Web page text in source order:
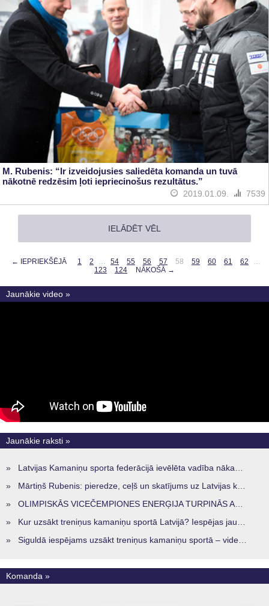
M. Rubenis: “Ir izveidojusies saliedēta komanda un tuvā
nākotnē redzēsim ļoti iepriecinošus rezultātus.”
2019.01.09. 7539
IELĀDĒT VĒL
← IEPRIEKŠĒJĀ 1 2 … 54 55 56 57 58 59 60 61 62
…
123
124 NĀKOŠĀ →
Jaunākie video »
Jaunākie raksti »
» Latvijas Kamaniņu sporta federācijā ievēlēta vadība nākamajam četru gadu termiņam
» Mārtiņš Rubenis: pieredze, ceļš un skatījums uz Latvijas kamaniņu sportu
» OLIMPISKĀS VICEČEMPIONES ENERĢIJA TURPINĀS ARĪ STARPSEZONĀ
» Kur uzsākt treniņus kamaniņu sportā Latvijā? Iespējas jaunajiem sportistiem visos reģionos
» Siguldā iespējams uzsākt treniņus kamaniņu sportā – vide, kur veidojas nākamā sportistu paaudze
Komanda »